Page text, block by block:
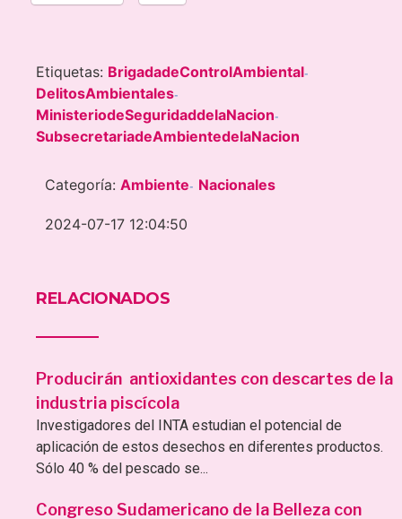
Etiquetas: BrigadadeControlAmbiental-
DelitosAmbientales-
MinisteriodeSeguridaddelaNacion-
SubsecretariadeAmbientedelaNacion
Categoría: Ambiente- Nacionales
2024-07-17 12:04:50
RELACIONADOS
Producirán antioxidantes con descartes de la
industria piscícola
Investigadores del INTA estudian el potencial de
aplicación de estos desechos en diferentes productos.
Sólo 40 % del pescado se...
Congreso Sudamericano de la Belleza con